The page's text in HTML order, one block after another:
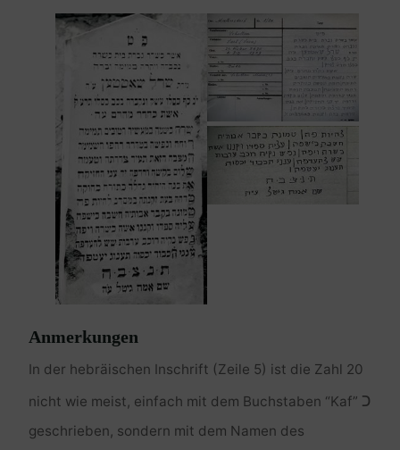
Anmerkungen
In der hebräischen Inschrift (Zeile 5) ist die Zahl 20
nicht wie meist, einfach mit dem Buchstaben “Kaf” כ
geschrieben, sondern mit dem Namen des